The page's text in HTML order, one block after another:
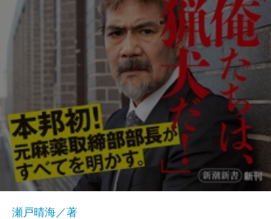
瀬戸晴海／著